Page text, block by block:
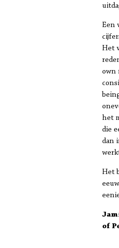
Een
Het
own
het
die
dan
Het
of